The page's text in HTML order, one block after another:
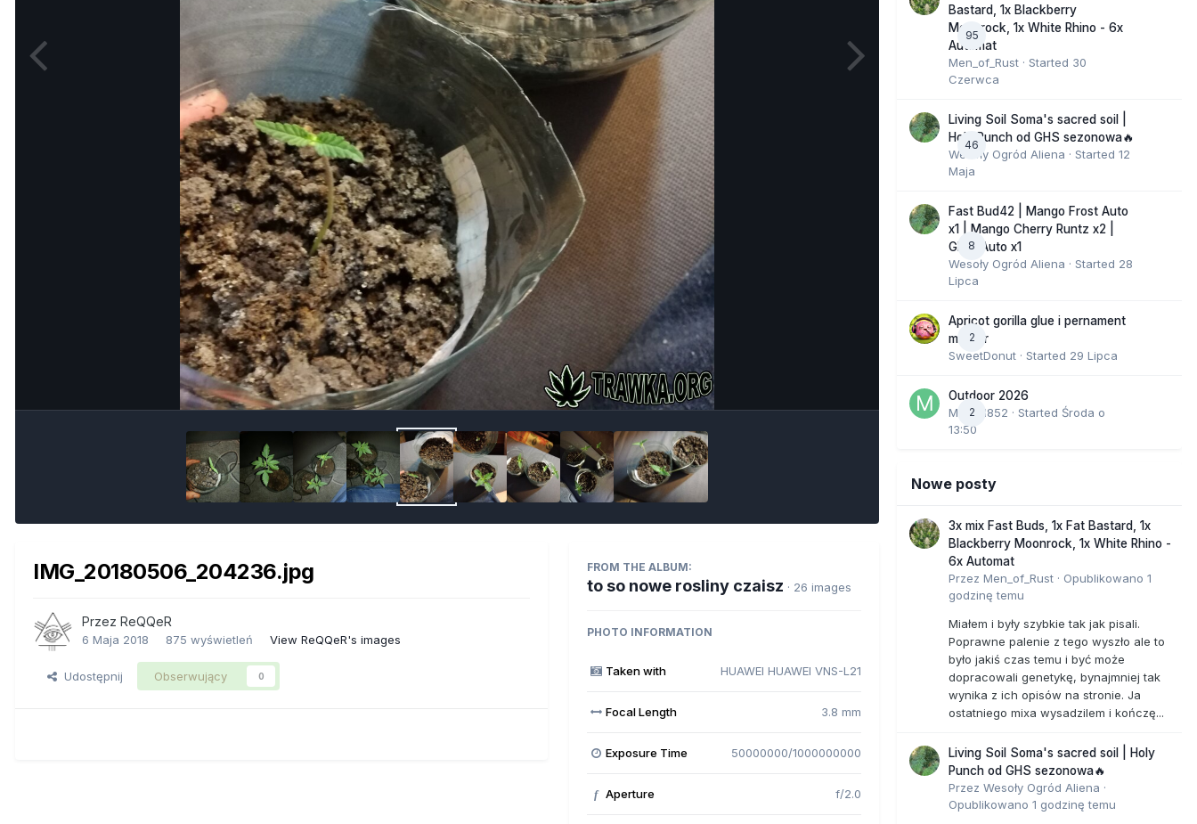
IMG_20180506_204236.jpg
Przez ReQQeR
6 Maja 2018 875 wyświetleń View ReQQeR's images
Udostępnij Obserwujący 0
FROM THE ALBUM:
to so nowe rosliny czaisz · 26 images
PHOTO INFORMATION
Taken with HUAWEI HUAWEI VNS-L21
Focal Length 3.8 mm
Exposure Time 50000000/1000000000
f Aperture f/2.0
95
Bastard, 1x Blackberry
Moonrock, 1x White Rhino - 6x
Automat
Men_of_Rust · Started 30
Czerwca
46
Living Soil Soma's sacred soil |
Holy Punch od GHS sezonowa🔥
Wesoły Ogród Aliena · Started 12
Maja
8
Fast Bud42 | Mango Frost Auto
x1 | Mango Cherry Runtz x2 |
GMO Auto x1
Wesoły Ogród Aliena · Started 28
Lipca
2
Apricot gorilla glue i pernament
marker
SweetDonut · Started 29 Lipca
2
Outdoor 2026
Marcel852 · Started Środa o
13:50
Nowe posty
3x mix Fast Buds, 1x Fat Bastard, 1x
Blackberry Moonrock, 1x White Rhino -
6x Automat
Przez Men_of_Rust · Opublikowano 1
godzinę temu
Miałem i były szybkie tak jak pisali.
Poprawne palenie z tego wyszło ale to
było jakiś czas temu i być może
dopracowali genetykę, bynajmniej tak
wynika z ich opisów na stronie. Ja
ostatniego mixa wysadzilem i kończę...
Living Soil Soma's sacred soil | Holy
Punch od GHS sezonowa🔥
Przez Wesoły Ogród Aliena ·
Opublikowano 1 godzinę temu